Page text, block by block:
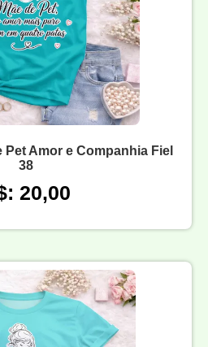
Pet Amor e Companhia Fiel
38
20,00